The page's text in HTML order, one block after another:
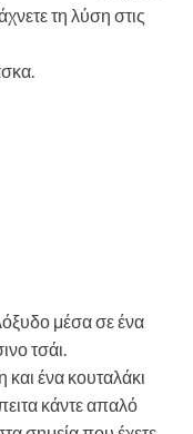
τη λύση στις
μέσα σε ένα
τσάι.
ένα κουταλάκι
κάντε απαλό